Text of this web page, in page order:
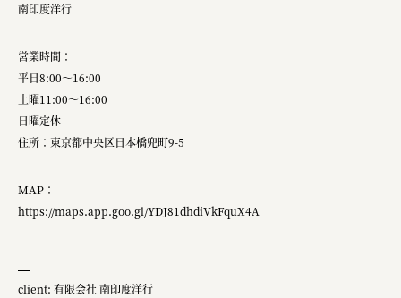
南印度洋行
営業時間：
平日8:00〜16:00
土曜11:00〜16:00
日曜定休
住所：東京都中央区日本橋兜町9-5
MAP：
https://maps.app.goo.gl/YDJ81dhdiVkFquX4A
client: 有限会社 南印度洋行